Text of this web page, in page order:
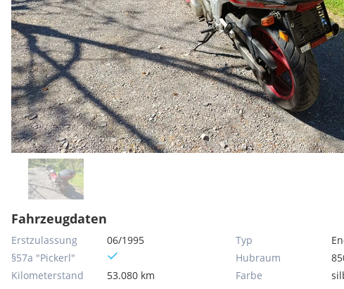
Fahrzeugdaten
Erstzulassung
06/1995
§57a "Pickerl"
Kilometerstand
53.080 km
Typ
Hubraum
Farbe